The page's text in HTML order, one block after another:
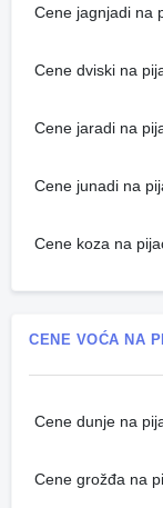
Cene jagnjadi na
Cene dviski na
Cene jaradi na
Cene junadi na
Cene koza na
CENE VOĆA NA
Cene dunje na
Cene grožđa na